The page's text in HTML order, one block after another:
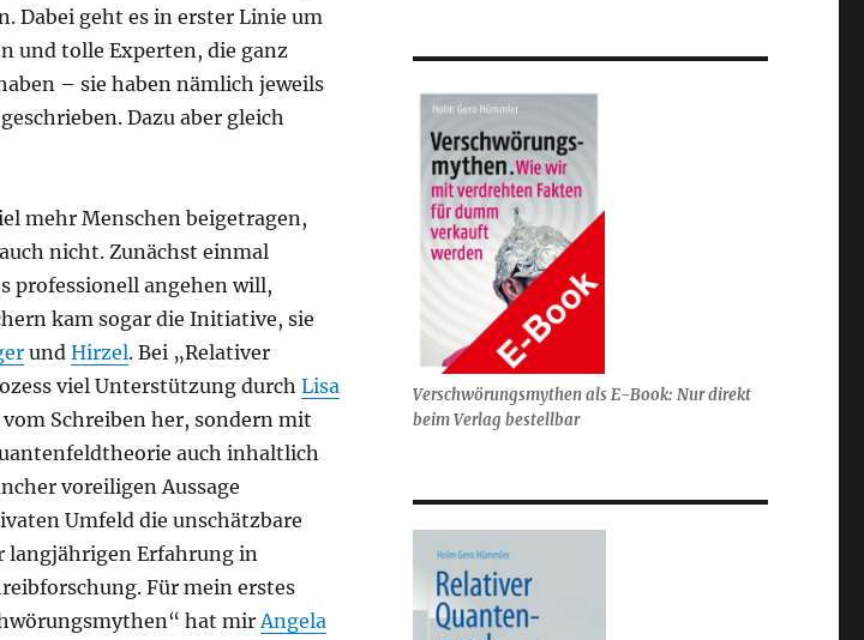
Dabei geht es in erster Linie um
und tolle Experten, die ganz
– sie haben nämlich jeweils
Dazu aber gleich
mehr Menschen beigetragen,
nicht. Zunächst einmal
professionell angehen will,
kam sogar die Initiative, sie
und Hirzel. Bei „Relativer
viel Unterstützung durch Lisa
Schreiben her, sondern mit
auch inhaltlich
voreiligen Aussage
Umfeld die unschätzbare
langjährigen Erfahrung in
Für mein erstes
hat mir Angela
Verschwörungsmythen als E-Book: Nur direkt
beim Verlag bestellbar